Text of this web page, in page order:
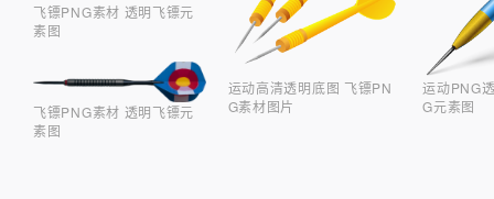
飞镖PNG素材 透明飞镖元
素图
飞镖PNG素材 透明飞镖元
素图
运动高清透明底图 飞镖PN
G素材图片
运动PNG
G元素图